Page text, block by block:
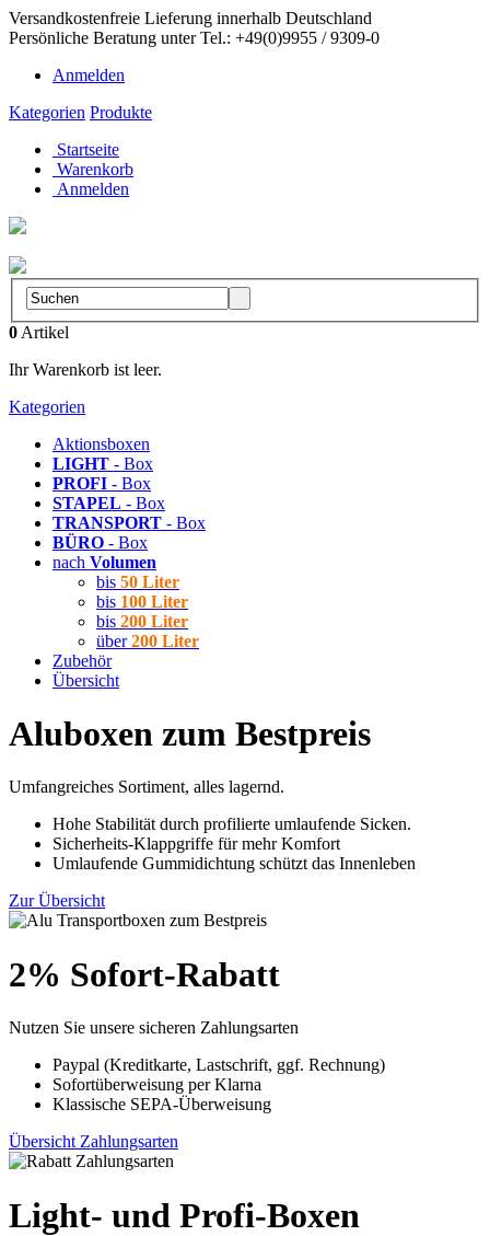
Versandkostenfreie Lieferung innerhalb Deutschland
Persönliche Beratung unter Tel.: +49(0)9955 / 9309-0
Anmelden
Kategorien Produkte
Startseite
Warenkorb
Anmelden
0 Artikel
Ihr Warenkorb ist leer.
Kategorien
Aktionsboxen
LIGHT - Box
PROFI - Box
STAPEL - Box
TRANSPORT - Box
BÜRO - Box
nach Volumen
bis 50 Liter
bis 100 Liter
bis 200 Liter
über200 Liter
Zubehör
Übersicht
Aluboxen zum Bestpreis
Umfangreiches Sortiment, alles lagernd.
Hohe Stabilität durch profilierte umlaufende Sicken.
Sicherheits-Klappgriffe für mehr Komfort
Umlaufende Gummidichtung schützt das Innenleben
Zur Übersicht
2% Sofort-Rabatt
Nutzen Sie unsere sicheren Zahlungsarten
Paypal (Kreditkarte, Lastschrift, ggf. Rechnung)
Sofortüberweisung per Klarna
Klassische SEPA-Überweisung
Übersicht Zahlungsarten
Light- und Profi-Boxen